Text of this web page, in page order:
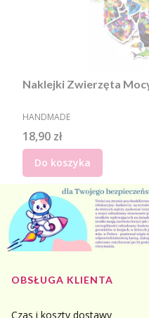
Naklejki Zwierzęta
PRODUCENT
HANDMADE
Cena
18,90 zł
Do koszyka
Linki w stopce
OBSŁUGA KLIENTA
Czas i koszty dostawy